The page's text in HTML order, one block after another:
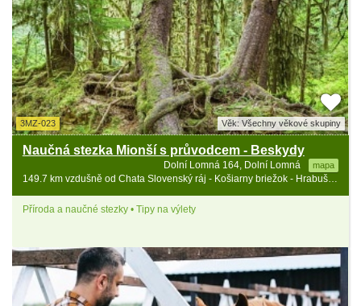
3MZ-023 Věk: Všechny věkové skupiny
Naučná stezka Mionší s průvodcem - Beskydy
Dolní Lomná 164, Dolní Lomná mapa
149.7 km vzdušně od Chata Slovenský ráj - Košiarny briežok - Hrabušice
Příroda a naučné stezky • Tipy na výlety